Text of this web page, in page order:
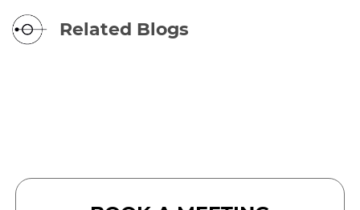
Related Blogs